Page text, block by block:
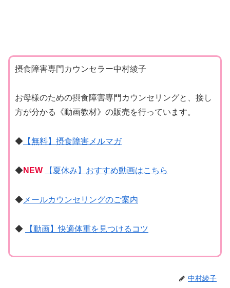
摂食障害専門カウンセラー中村綾子
お母様のための摂食障害専門カウンセリングと、接し
方が分かる《動画教材》の販売を行っています。
◆ 【無料】摂食障害メルマガ
◆NEW 【夏休み】おすすめ動画はこちら
◆ メールカウンセリングのご案内
◆ 【動画】快適体重を見つけるコツ
中村綾子